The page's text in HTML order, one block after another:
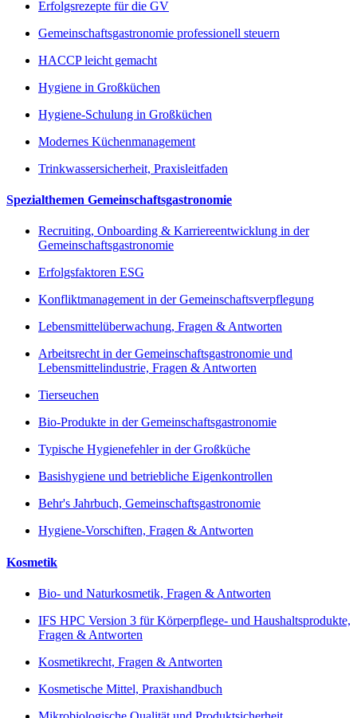
Erfolgsrezepte für die GV
Gemeinschaftsgastronomie professionell steuern
HACCP leicht gemacht
Hygiene in Großküchen
Hygiene-Schulung in Großküchen
Modernes Küchenmanagement
Trinkwassersicherheit, Praxisleitfaden
Spezialthemen Gemeinschaftsgastronomie
Recruiting, Onboarding & Karriereentwicklung in der
Gemeinschaftsgastronomie
Erfolgsfaktoren ESG
Konfliktmanagement in der Gemeinschaftsverpflegung
Lebensmittelüberwachung, Fragen & Antworten
Arbeitsrecht in der Gemeinschaftsgastronomie und
Lebensmittelindustrie, Fragen & Antworten
Tierseuchen
Bio-Produkte in der Gemeinschaftsgastronomie
Typische Hygienefehler in der Großküche
Basishygiene und betriebliche Eigenkontrollen
Behr's Jahrbuch, Gemeinschaftsgastronomie
Hygiene-Vorschiften, Fragen & Antworten
Kosmetik
Bio- und Naturkosmetik, Fragen & Antworten
IFS HPC Version 3 für Körperpflege- und Haushaltsprodukte,
Fragen & Antworten
Kosmetikrecht, Fragen & Antworten
Kosmetische Mittel, Praxishandbuch